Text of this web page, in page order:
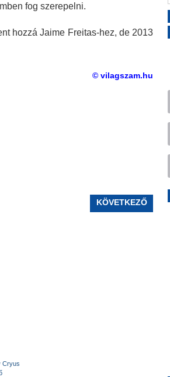
fog szerepelni.
hozzá Jaime Freitas-hez, de 2013
© vilagszam.hu
KÖVETKEZŐ
Cryus